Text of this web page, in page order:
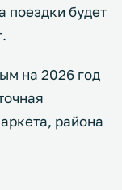
поездки будет
на 2026 год
района